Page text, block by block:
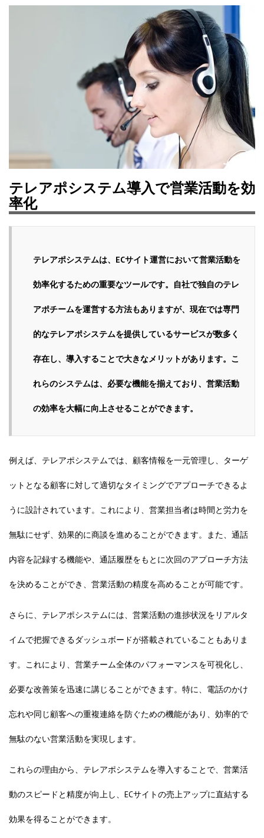
テレアポシステム導入で営業活動を効
率化
テレアポシステムは、ECサイト運営において営業活動を
効率化するための重要なツールです。自社で独自のテレ
アポチームを運営する方法もありますが、現在では専門
的なテレアポシステムを提供しているサービスが数多く
存在し、導入することで大きなメリットがあります。こ
れらのシステムは、必要な機能を揃えており、営業活動
の効率を大幅に向上させることができます。
例えば、テレアポシステムでは、顧客情報を一元管理し、ターゲ
ットとなる顧客に対して適切なタイミングでアプローチできるよ
うに設計されています。これにより、営業担当者は時間と労力を
無駄にせず、効果的に商談を進めることができます。また、通話
内容を記録する機能や、通話履歴をもとに次回のアプローチ方法
を決めることができ、営業活動の精度を高めることが可能です。
さらに、テレアポシステムには、営業活動の進捗状況をリアルタ
イムで把握できるダッシュボードが搭載されていることもありま
す。これにより、営業チーム全体のパフォーマンスを可視化し、
必要な改善策を迅速に講じることができます。特に、電話のかけ
忘れや同じ顧客への重複連絡を防ぐための機能があり、効率的で
無駄のない営業活動を実現します。
これらの理由から、テレアポシステムを導入することで、営業活
動のスピードと精度が向上し、ECサイトの売上アップに直結する
効果を得ることができます。